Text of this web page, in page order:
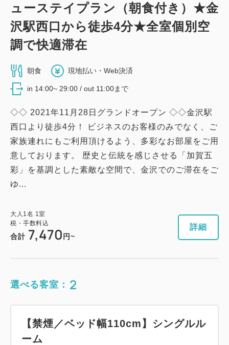
ューステイプラン（朝食付き）★金
沢駅西口から徒歩4分★全室個別空
調で快適滞在
朝食 現地払い・Web決済
in 14:00~ 29:00 / out 11:00まで
◇◇ 2021年11月28日グランドオープン ◇◇金沢駅
西口より徒歩4分！ ビジネスのお客様のみでなく、ご
家族連れにもご利用頂けるよう、多彩なお部屋をご用
意しております。 歴史と伝統を感じさせる「加賀五
彩」を基調とした素敵な空間で、金沢でのご滞在をご
ゆ...
大人 1 名 1 室
税・手数料込
合計 7,470 円~
詳細
選べる客室： 2
【禁煙／ベッド幅110cm】シングルル
ーム